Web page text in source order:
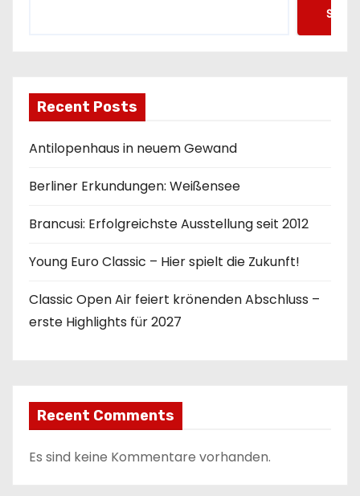
Recent Posts
Antilopenhaus in neuem Gewand
Berliner Erkundungen: Weißensee
Brancusi: Erfolgreichste Ausstellung seit 2012
Young Euro Classic – Hier spielt die Zukunft!
Classic Open Air feiert krönenden Abschluss –
erste Highlights für 2027
Recent Comments
Es sind keine Kommentare vorhanden.